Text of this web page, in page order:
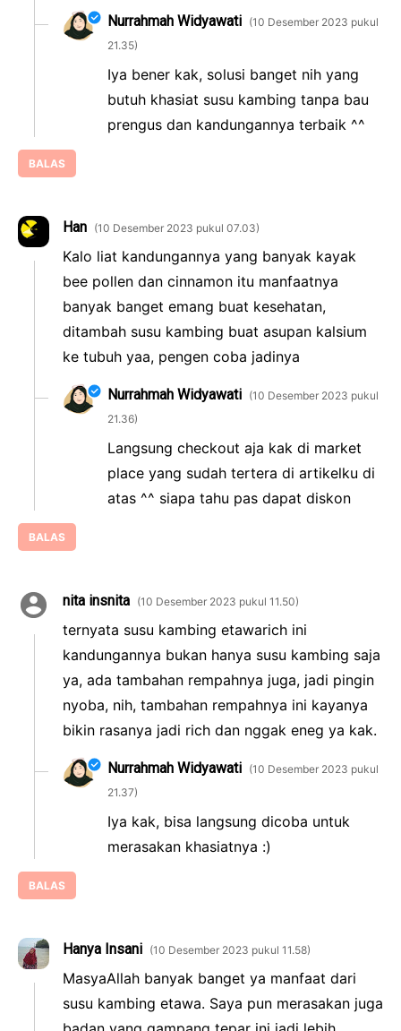
BALAS
Nurrahmah Widyawati
10 Desember 2023 pukul
21.35
Iya bener kak, solusi banget nih yang
butuh khasiat susu kambing tanpa bau
prengus dan kandungannya terbaik ^^
Han 10 Desember 2023 pukul 07.03
Kalo liat kandungannya yang banyak kayak
bee pollen dan cinnamon itu manfaatnya
banyak banget emang buat kesehatan,
ditambah susu kambing buat asupan kalsium
ke tubuh yaa, pengen coba jadinya
BALAS
Nurrahmah Widyawati
10 Desember 2023 pukul
21.36
Langsung checkout aja kak di market
place yang sudah tertera di artikelku di
atas ^^ siapa tahu pas dapat diskon
nita insnita 10 Desember 2023 pukul 11.50
ternyata susu kambing etawarich ini
kandungannya bukan hanya susu kambing saja
ya, ada tambahan rempahnya juga, jadi pingin
nyoba, nih, tambahan rempahnya ini kayanya
bikin rasanya jadi rich dan nggak eneg ya kak.
BALAS
Nurrahmah Widyawati
10 Desember 2023 pukul
21.37
Iya kak, bisa langsung dicoba untuk
merasakan khasiatnya :)
Hanya Insani 10 Desember 2023 pukul 11.58
MasyaAllah banyak banget ya manfaat dari
susu kambing etawa. Saya pun merasakan juga